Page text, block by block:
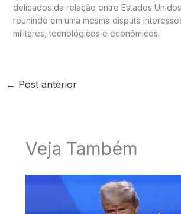
delicados da relação entre Estados Unidos
reunindo em uma mesma disputa
militares, tecnológicos e econômicos.
← Post anterior
Veja Também